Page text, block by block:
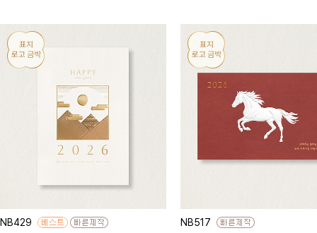
NB429 NB517